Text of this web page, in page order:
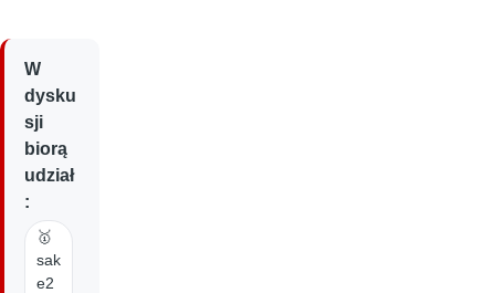
W
dysku
sji
biorą
udział
:
🥇
sak
e2